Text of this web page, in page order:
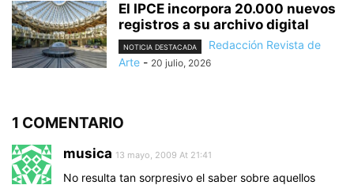
El IPCE incorpora 20.000 nuevos
registros a su archivo digital
NOTICIA DESTACADA
Redacción Revista de
Arte - 20 julio, 2026
1 COMENTARIO
musica 13 mayo, 2009 At 21:41
No resulta tan sorpresivo el saber sobre aquellos